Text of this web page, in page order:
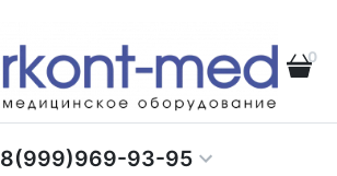
0
8(999)969-93-95